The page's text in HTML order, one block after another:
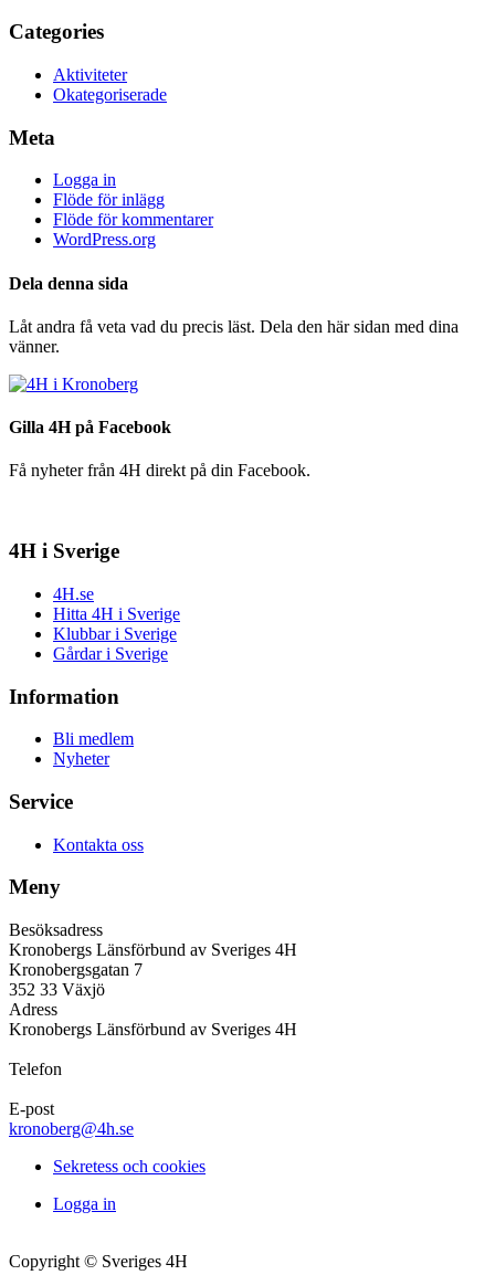
Categories
Aktiviteter
Okategoriserade
Meta
Logga in
Flöde för inlägg
Flöde för kommentarer
WordPress.org
Dela denna sida
Låt andra få veta vad du precis läst. Dela den här sidan med dina
vänner.
Gilla 4H på Facebook
Få nyheter från 4H direkt på din Facebook.
4H i Sverige
4H.se
Hitta 4H i Sverige
Klubbar i Sverige
Gårdar i Sverige
Information
Bli medlem
Nyheter
Service
Kontakta oss
Meny
Besöksadress
Kronobergs Länsförbund av Sveriges 4H
Kronobergsgatan 7
352 33 Växjö
Adress
Kronobergs Länsförbund av Sveriges 4H
Telefon
E-post
kronoberg@4h.se
Sekretess och cookies
Logga in
Copyright © Sveriges 4H